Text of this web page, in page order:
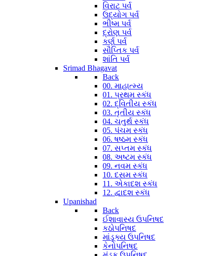
વિરાટ પર્વ
ઉદ્યોગ પર્વ
ભીષ્મ પર્વ
દ્રોણ પર્વ
કર્ણ પર્વ
સૌપ્તિક પર્વ
શાંતિ પર્વ
Srimad Bhagavat
Back
00. માહાત્મ્ય
01. પ્રથમ સ્કંધ
02. દ્વિતીય સ્કંધ
03. તૃતીય સ્કંધ
04. ચતુર્થ સ્કંધ
05. પંચમ સ્કંધ
06. ષષ્ઠમ સ્કંધ
07. સપ્તમ સ્કંધ
08. અષ્ટમ સ્કંધ
09. નવમ સ્કંધ
10. દસમ સ્કંધ
11. એકાદશ સ્કંધ
12. દ્વાદશ સ્કંધ
Upanishad
Back
ઈશાવાસ્ય ઉપનિષદ
કઠોપનિષદ
માંડૂક્ય ઉપનિષદ
કેનોપનિષદ